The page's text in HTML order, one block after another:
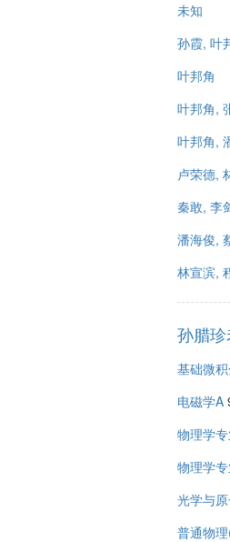
未知
孙霞, 叶
叶邦角
叶邦角,
叶邦角,
卢荣德,
秦敢, 李
潘海俊,
林宣滨,
孙腊
基础微积
电磁学A
物理学
物理学
光学与
普通物